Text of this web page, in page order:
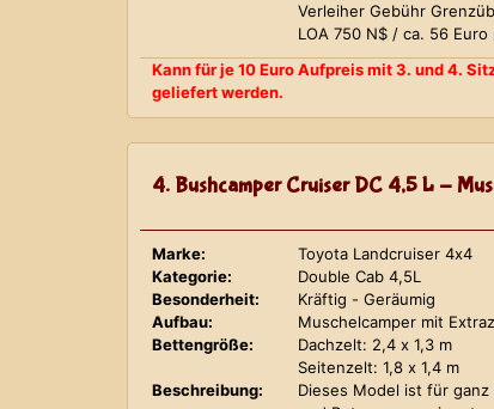
Verleiher Gebühr
LOA 750 N$ / ca. 56 Euro
Kann für je 10 Euro Aufpreis mit 3. und 4.
geliefert werden.
4. Bushcamper Cruiser DC 4,5 L -
Marke:
Toyota Landcruiser 4x4
Kategorie:
Double Cab 4,5L
Besonderheit:
Kräftig - Geräumig
Aufbau:
Muschelcamper mit
Bettengröße:
Dachzelt: 2,4 x 1,3 m
Seitenzelt: 1,8 x 1,4 m
Beschreibung:
Dieses Model ist für ganz